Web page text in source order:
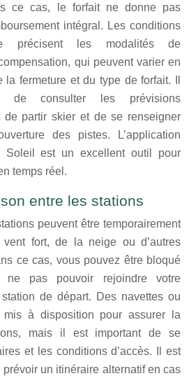
ce cas, le forfait ne donne pas
intégral. Les conditions
précisent les modalités de
qui peuvent varier en
fermeture et du type de forfait. Il
de consulter les prévisions
de partir skier et de se renseigner
des pistes. L’application
Soleil est un excellent outil pour
temps réel.
entre les stations
peuvent être temporairement
fort, de la neige ou d’autres
ce cas, vous pouvez être bloqué
pas pouvoir rejoindre votre
de départ. Des navettes ou
à disposition pour assurer la
mais il est important de se
et les conditions d’accès. Il est
un itinéraire alternatif en cas